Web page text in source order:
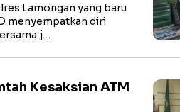
Lamongan yang baru
menyempatkan diri
j…
Kesaksian ATM